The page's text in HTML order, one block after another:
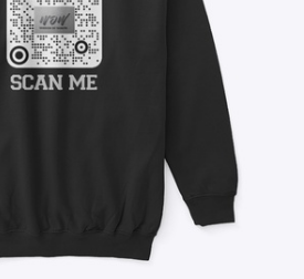
Überall verkaufen